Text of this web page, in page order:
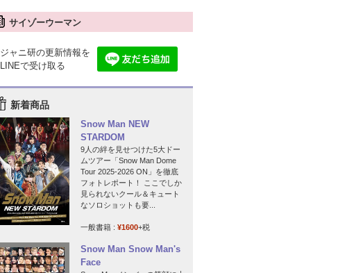
サイゾーウーマン
ジャニ研の更新情報を
LINEで受け取る
新着商品
Snow Man NEW
STARDOM
9人の絆を見せつけた5大ドー
ムツアー「Snow Man Dome
Tour 2025-2026 ON」を徹底
フォトレポート！ ここでしか
見られないクール＆キュート
なソロショットも要...
一般書籍 : ¥1600+税
Snow Man Snow Man's
Face